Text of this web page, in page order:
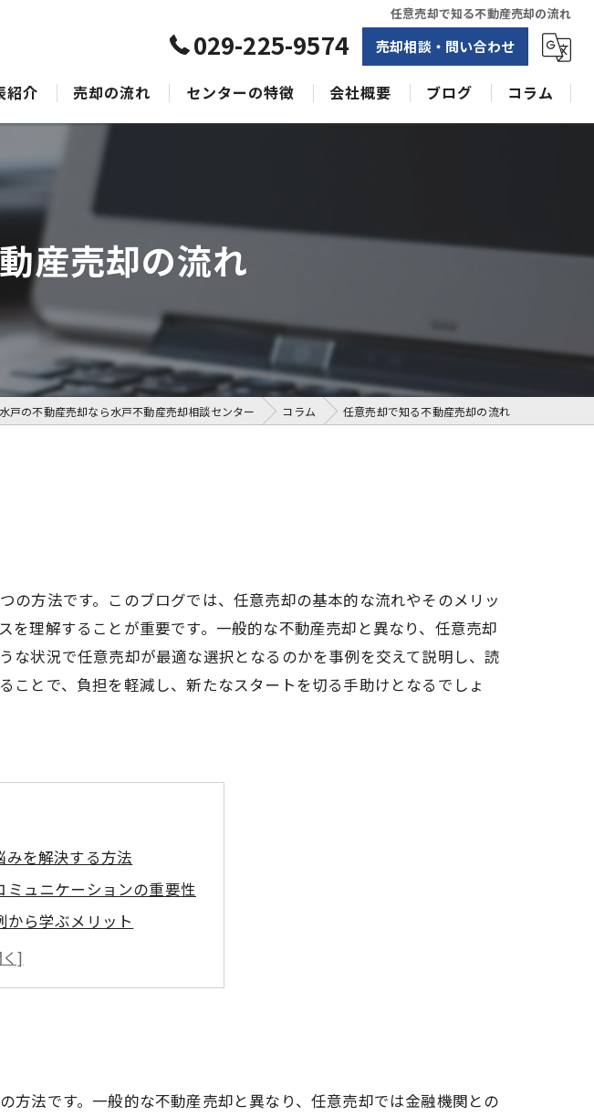
任意売却で知る不動産売却の流れ
029-225-9574 売却相談・問い合わせ
ターのサポート
ターの最適なアドバイス
紹介 売却の流れ センターの特徴
戸建て
収益物件
会社概要 ブログ コラム
産売却の流れ
水戸の不動産売却なら水戸不動産売却相談センター コラム 任意売却で知る不動産売却の流れ
方法です。このブログでは、任意売却の基本的な流れやそのメリッ
理解することが重要です。一般的な不動産売却と異なり、任意売却
状況で任意売却が最適な選択となるのかを事例を交えて説明し、読
とで、負担を軽減し、新たなスタートを切る手助けとなるでしょ
みを解決する方法
ュニケーションの重要性
ら学ぶメリット
リスクとその対策
の生活を見据える
法です。一般的な不動産売却と異なり、任意売却では金融機関との